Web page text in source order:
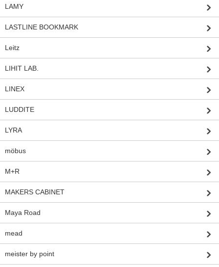
LAMY
LASTLINE BOOKMARK
Leitz
LIHIT LAB.
LINEX
LUDDITE
LYRA
möbus
M+R
MAKERS CABINET
Maya Road
mead
meister by point